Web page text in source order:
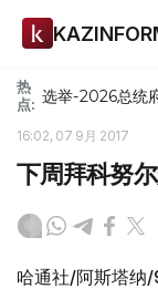
热
点: 选举-2026总统
16:02, 07 9月 2017
下周拜科努
哈通社/阿斯塔纳